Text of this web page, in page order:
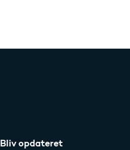
Bliv opdateret